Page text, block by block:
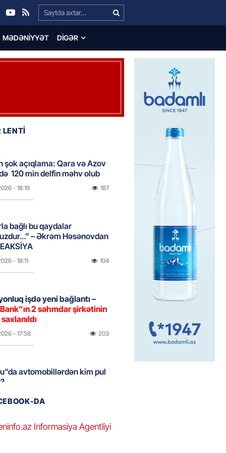
Search…
MƏDƏNIYYƏT DIGƏR
şok açıqlama: Qara və Azov
120 min delfin məhv olub
- 18:19 187
bağlı bu qaydalar
– Əkrəm Həsənovdan
- 18:11 104
işdə yeni bağlantı –
2 səhmdar şirkətinin
- 17:58 203
avtomobillərdən kim pul
çıxan məktəbdə nələr
DA
Informasiya Agentliyi